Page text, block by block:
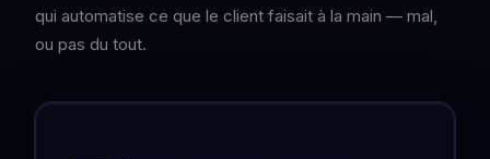
qui automatise ce que le client faisait à la main — mal,
ou pas du tout.